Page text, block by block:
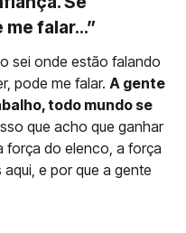
falar...”
sei onde estão falando
pode me falar. A gente
todo mundo se
que acho que ganhar
força do elenco, a força
e por que a gente